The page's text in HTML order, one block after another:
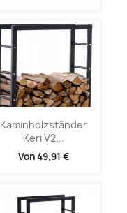
Kaminholzständer
Keri V2...
Von49,91 €